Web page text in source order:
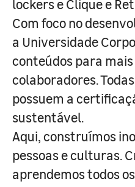
lockers e Clique e
Com foco no
a Universidade
conteúdos para mais
colaboradores.
possuem a
sustentável.
Aqui, construímos
pessoas e culturas.
aprendemos todos